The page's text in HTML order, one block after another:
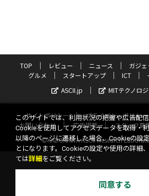
TOP レビュー ニュース ガジェ
グルメ
スタートアップ ICT
ASCII.jp
MITテクノロ
サイトポリシー プライバシーポリシー
お問い合わせ
広告掲載 スタッフ募
©KADOKAWA ASCII Research
このサイトでは、利用状況の把握や広告配信
Cookieを使用してアクセスデータを取得・
以降のページに遷移した場合、Cookieの設
とになります。Cookieの設定や使用の詳細
ては詳細 をご覧ください。
同意する